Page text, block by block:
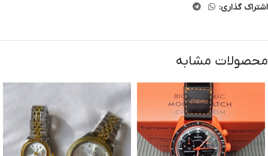
اشتراک گذاری:
محصولات مشابه